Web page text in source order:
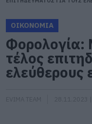
ΟΙΚΟΝΟΜΙΑ
Φορολογία:
τέλος
ελεύθερους